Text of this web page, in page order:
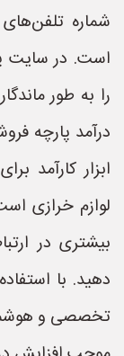
شماره
است. در سایت
را به طور
درآمد پارچه
ابزار کارآمد
لوازم خرازی
بیشتری در
دهید. با
تخصصی و